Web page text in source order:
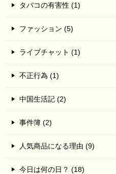
タバコの有害性 (1)
ファッション (5)
ライブチャット (1)
不正行為 (1)
中国生活記 (2)
事件簿 (2)
人気商品になる理由 (9)
今日は何の日？ (18)